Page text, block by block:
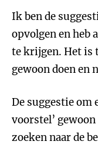
Ik ben de
opvolgen en heb
te krijgen. Het is
gewoon doen en
De suggestie om
voorstel’
zoeken naar de